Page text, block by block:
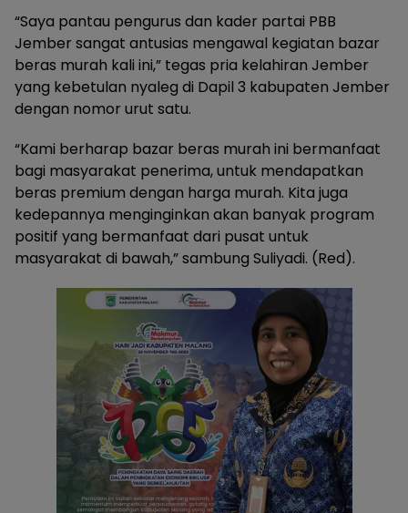
“Saya pantau pengurus dan kader partai PBB
Jember sangat antusias mengawal kegiatan bazar
beras murah kali ini,” tegas pria kelahiran Jember
yang kebetulan nyaleg di Dapil 3 kabupaten Jember
dengan nomor urut satu.
“Kami berharap bazar beras murah ini bermanfaat
bagi masyarakat penerima, untuk mendapatkan
beras premium dengan harga murah. Kita juga
kedepannya menginginkan akan banyak program
positif yang bermanfaat dari pusat untuk
masyarakat di bawah,” sambung Suliyadi. (Red).